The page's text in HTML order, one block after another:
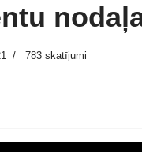
783 skatījumi